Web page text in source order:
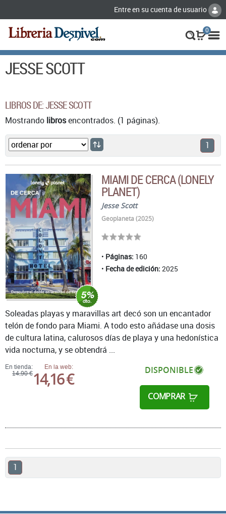
Entre en su cuenta de usuario
0
JESSE SCOTT
LIBROS DE: JESSE SCOTT
Mostrando librosencontrados. (1 páginas).
1
MIAMI DE CERCA (LONELY
PLANET)
Jesse Scott
Geoplaneta (2025)
Páginas: 160
Fecha de edición: 2025
En tienda:
14,90 €
En la web:
14,16 € DISPONIBLE
COMPRAR
Soleadas playas y maravillas art decó son un encantador
telón de fondo para Miami. A todo esto añádase una dosis
de cultura latina, calurosos días de playa y una hedonística
vida nocturna, y se obtendrá ...
1